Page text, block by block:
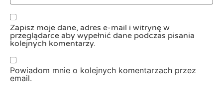
Zapisz moje dane, adres e-mail i witrynę w
przeglądarce aby wypełnić dane podczas pisania
kolejnych komentarzy.
Powiadom mnie o kolejnych komentarzach przez
email.